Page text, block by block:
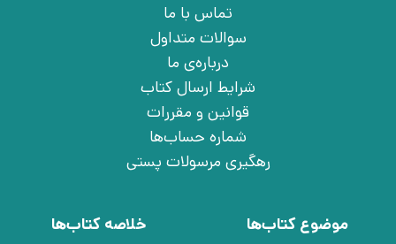
تماس با ما
سوالات متداول
درباره‌ی ما
شرایط ارسال کتاب
قوانین و مقررات
شماره حساب‌ها
رهگیری مرسولات پستی
موضوع کتاب‌ها
خلاصه کتاب‌ها